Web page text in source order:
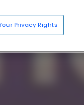
Privacy Rights